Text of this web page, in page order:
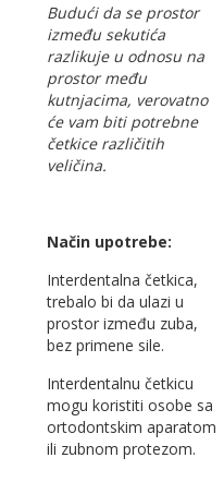
Budući da se prostor
između sekutića
razlikuje u odnosu na
prostor među
kutnjacima, verovatno
će vam biti potrebne
četkice različitih
veličina.
Način upotrebe:
Interdentalna četkica,
trebalo bi da ulazi u
prostor između zuba,
bez primene sile.
Interdentalnu četkicu
mogu koristiti osobe sa
ortodontskim aparatom
ili zubnom protezom.